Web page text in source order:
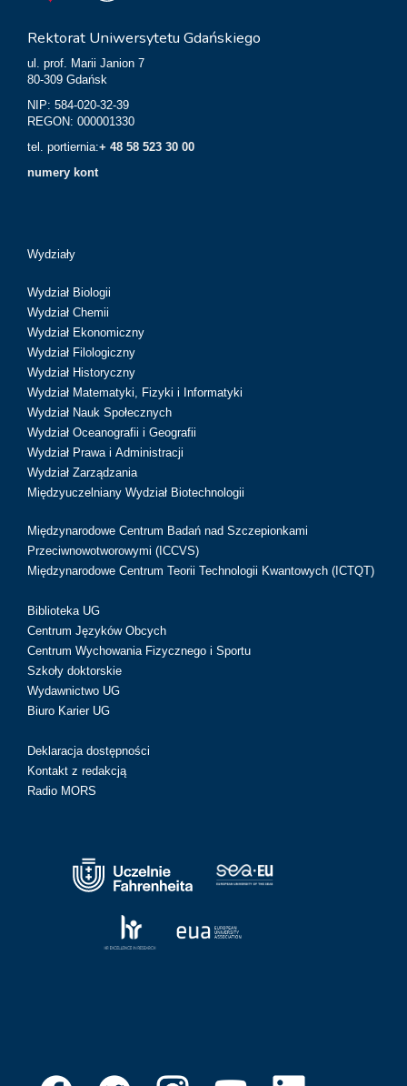
Rektorat Uniwersytetu Gdańskiego
ul. prof. Marii Janion 7
80-309 Gdańsk
NIP: 584-020-32-39
REGON: 000001330
tel. portiernia:+ 48 58 523 30 00
numery kont
Wydziały
Wydział Biologii
Wydział Chemii
Wydział Ekonomiczny
Wydział Filologiczny
Wydział Historyczny
Wydział Matematyki, Fizyki i Informatyki
Wydział Nauk Społecznych
Wydział Oceanografii i Geografii
Wydział Prawa i Administracji
Wydział Zarządzania
Międzyuczelniany Wydział Biotechnologii
Międzynarodowe Centrum Badań nad Szczepionkami
Przeciwnowotworowymi (ICCVS)
Międzynarodowe Centrum Teorii Technologii Kwantowych (ICTQT)
Biblioteka UG
Centrum Języków Obcych
Centrum Wychowania Fizycznego i Sportu
Szkoły doktorskie
Wydawnictwo UG
Biuro Karier UG
Deklaracja dostępności
Kontakt z redakcją
Radio MORS